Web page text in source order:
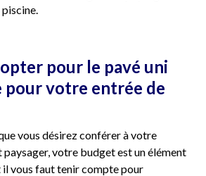
pour le pavé uni
pour votre entrée de
vous désirez conférer à votre
paysager, votre budget est un élément
il vous faut tenir compte pour